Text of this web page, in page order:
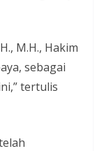
M.H., Hakim
sebagai
tertulis